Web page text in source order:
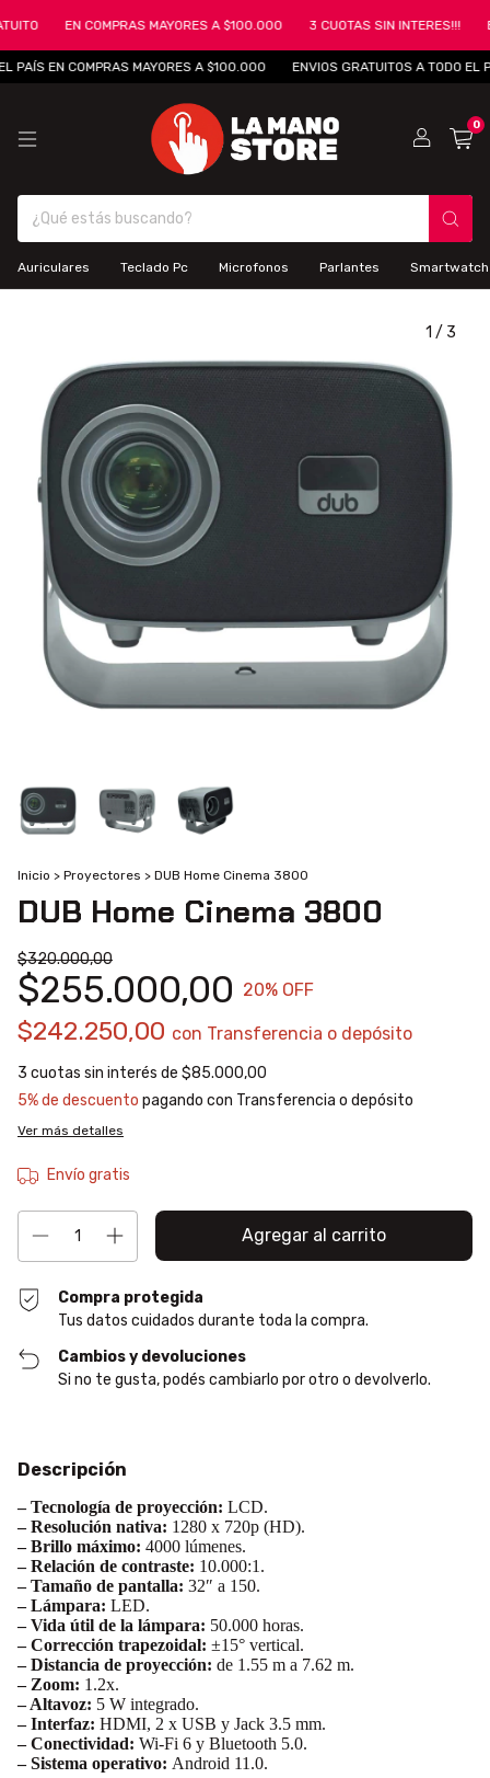
EN COMPRAS MAYORES A $100.000 3 CUOTAS SIN INTERES!!!
EN COMPRAS MAYORES A $100.000 ENVIOS GRATUITOS A TODO EL
0
Auriculares Teclado Pc Microfonos Parlantes Smartwatch
1 / 3
Inicio > Proyectores > DUB Home Cinema 3800
DUB Home Cinema 3800
$320.000,00
$255.000,00 20% OFF
$242.250,00 con Transferencia o depósito
3 cuotas sin interés de $85.000,00
5% de descuento pagando con Transferencia o depósito
Ver más detalles
Envío gratis
Compra protegida
Tus datos cuidados durante toda la compra.
Cambios y devoluciones
Si no te gusta, podés cambiarlo por otro o devolverlo.
Descripción
– Tecnología de proyección: LCD.
– Resolución nativa: 1280 x 720p (HD).
– Brillo máximo: 4000 lúmenes.
– Relación de contraste: 10.000:1.
– Tamaño de pantalla: 32″ a 150.
– Lámpara: LED.
– Vida útil de la lámpara: 50.000 horas.
– Corrección trapezoidal: ±15° vertical.
– Distancia de proyección: de 1.55 m a 7.62 m.
– Zoom: 1.2x.
– Altavoz: 5 W integrado.
– Interfaz: HDMI, 2 x USB y Jack 3.5 mm.
– Conectividad: Wi-Fi 6 y Bluetooth 5.0.
– Sistema operativo: Android 11.0.